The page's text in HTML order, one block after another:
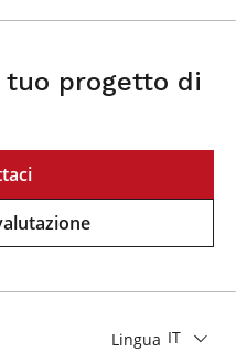
progetto di
Lingua IT